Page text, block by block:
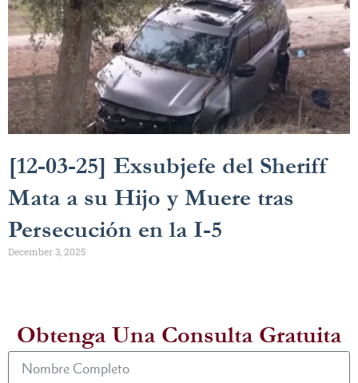
[12-03-25] Exsubjefe del Sheriff
Mata a su Hijo y Muere tras
Persecución en la I-5
December 3, 2025
Obtenga Una Consulta Gratuita